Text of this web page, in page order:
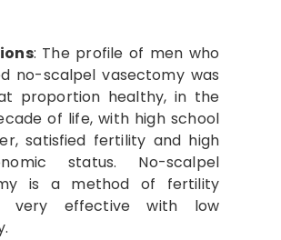
: The profile of men who
no-scalpel vasectomy was
proportion healthy, in the
of life, with high school
satisfied fertility and high
status. No-scalpel
is a method of fertility
very effective with low